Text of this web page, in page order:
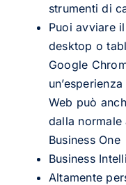
strumenti di
Puoi avviare
desktop o
Google
Web può
dalla normale
Business One
Business
Altamente